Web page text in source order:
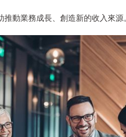
動業務成長、創造新的收入來源